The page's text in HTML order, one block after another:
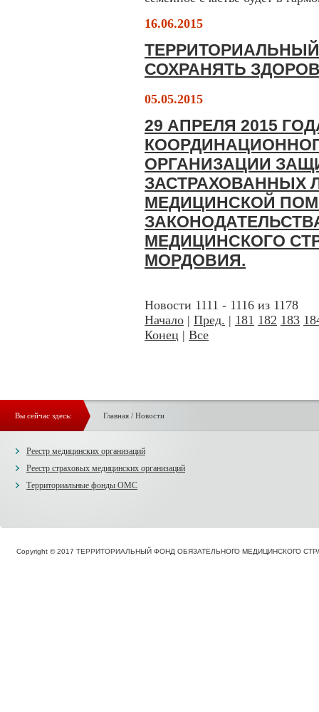
16.06.2015
СОХРАНЯТЬ
05.05.2015
29 АПРЕЛЯ 2015
ОРГАНИЗАЦИИ
ЗАСТРАХОВАННЫХ
МЕДИЦИНСКОЙ
МЕДИЦИНСКОГО
МОРДОВИЯ.
Новости 1111 - 1116 из 1178
Начало | Пред. | 181 182 183
Конец | Все
Вы сейчас здесь: Главная/ Новости
Реестр медицинских организаций
Реестр страховых медицинских организаций
Территориальные фонды ОМС
Copyright © 2017 ТЕРРИТОРИАЛЬНЫЙ ФОНД ОБЯЗАТЕЛЬНОГО МЕДИЦИНСКОГО